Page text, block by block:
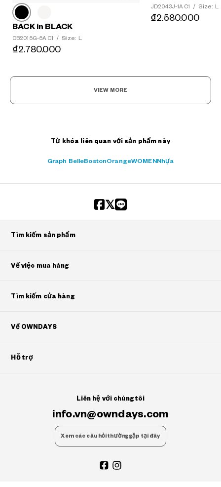
BACK in BLACK
OB2015G-5A C1 / Size: L
₫2.780.000
JD2043J-1A C1 / Size: L
₫2.580.000
VIEW MORE
Từ khóa liên quan với sản phẩm này
Graph BelleBostonOrangeWOMENNhựa
Tìm kiếm sản phẩm
Về việc mua hàng
Tìm kiếm cửa hàng
Về OWNDAYS
Hỗ trợ
Liên hệ với chúng tôi
info.vn@owndays.com
Xem các câu hỏi thường gặp tại đây